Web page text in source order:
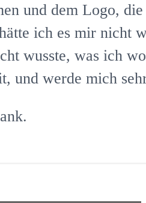
und dem Logo,
ich es mir nicht
wusste, was ich
und werde mich